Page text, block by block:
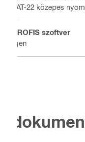
6AT-22 közepes
PROFIS szoftver
Igen